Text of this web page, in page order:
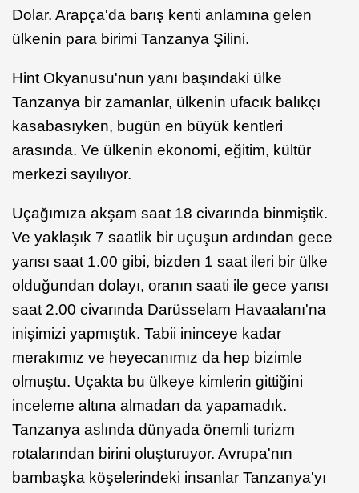
Dolar. Arapça'da barış kenti anlamına gelen
ülkenin para birimi Tanzanya Şilini.
Hint Okyanusu'nun yanı başındaki ülke
Tanzanya bir zamanlar, ülkenin ufacık balıkçı
kasabasıyken, bugün en büyük kentleri
arasında. Ve ülkenin ekonomi, eğitim, kültür
merkezi sayılıyor.
Uçağımıza akşam saat 18 civarında binmiştik.
Ve yaklaşık 7 saatlik bir uçuşun ardından gece
yarısı saat 1.00 gibi, bizden 1 saat ileri bir ülke
olduğundan dolayı, oranın saati ile gece yarısı
saat 2.00 civarında Darüsselam Havaalanı'na
inişimizi yapmıştık. Tabii ininceye kadar
merakımız ve heyecanımız da hep bizimle
olmuştu. Uçakta bu ülkeye kimlerin gittiğini
inceleme altına almadan da yapamadık.
Tanzanya aslında dünyada önemli turizm
rotalarından birini oluşturuyor. Avrupa'nın
bambaşka köşelerindeki insanlar Tanzanya'yı